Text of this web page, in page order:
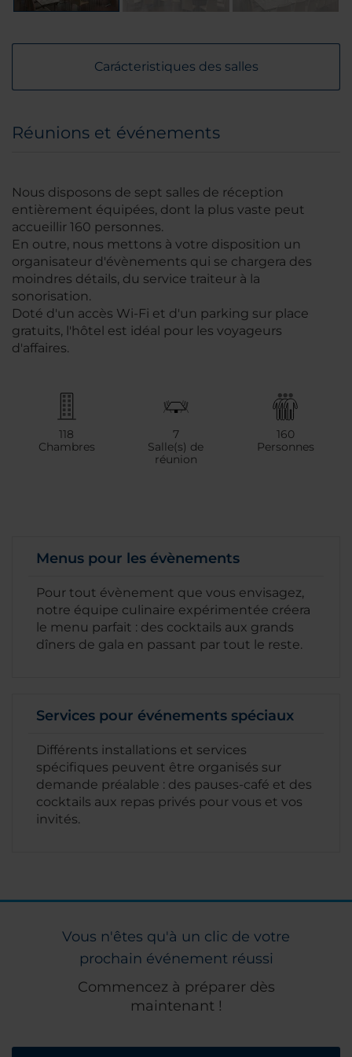
Carácteristiques des salles
Réunions et événements
Nous disposons de sept salles de réception
entièrement équipées, dont la plus vaste peut
accueillir 160 personnes.
En outre, nous mettons à votre disposition un
organisateur d'évènements qui se chargera des
moindres détails, du service traiteur à la
sonorisation.
Doté d'un accès Wi-Fi et d'un parking sur place
gratuits, l'hôtel est idéal pour les voyageurs
d'affaires.
118
Chambres
7
Salle(s) de
réunion
160
Personnes
Menus pour les évènements
Pour tout évènement que vous envisagez,
notre équipe culinaire expérimentée créera
le menu parfait : des cocktails aux grands
dîners de gala en passant par tout le reste.
Services pour événements spéciaux
Différents installations et services
spécifiques peuvent être organisés sur
demande préalable : des pauses-café et des
cocktails aux repas privés pour vous et vos
invités.
Vous n'êtes qu'à un clic de votre
prochain événement réussi
Commencez à préparer dès
maintenant !